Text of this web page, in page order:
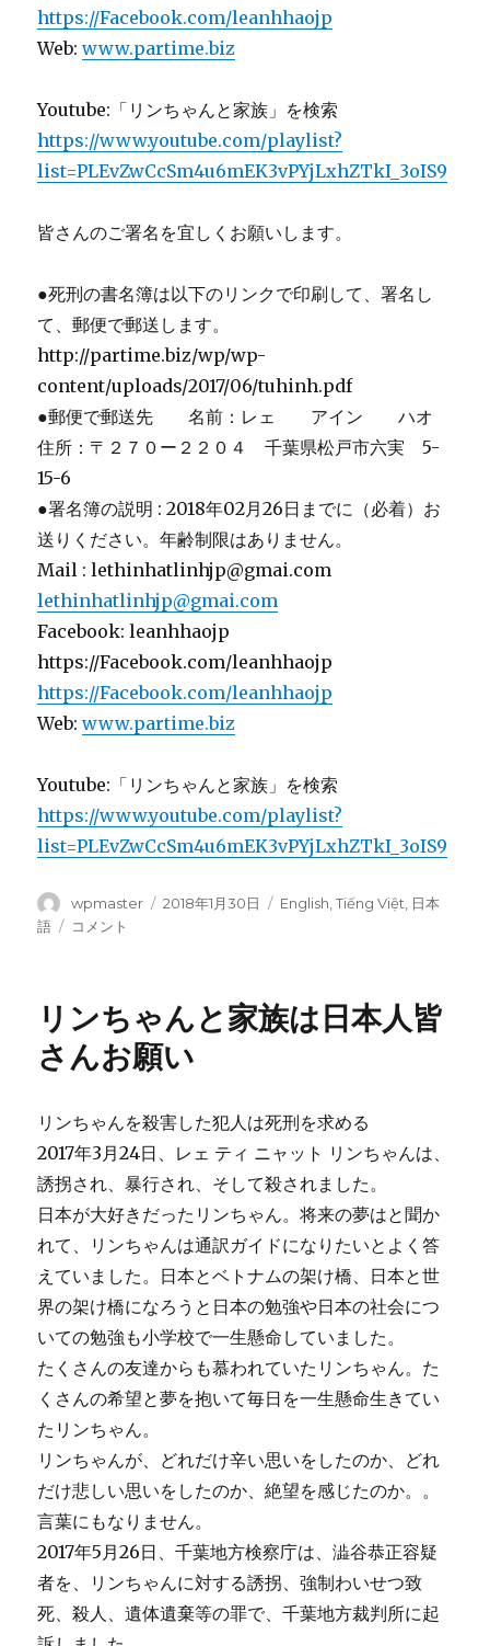
https://Facebook.com/leanhhaojp
Web:www.partime.biz
Youtube:「リンちゃんと家族」を検索
https://www.youtube.com/playlist?
list=PLEvZwCcSm4u6mEK3vPYjLxhZTkI_3oIS9
皆さんのご署名を宜しくお願いします。
●死刑の書名簿は以下のリンクで印刷して、署名し
て、郵便で郵送します。
http://partime.biz/wp/wp-
content/uploads/2017/06/tuhinh.pdf
●郵便で郵送先 名前：レェ アイン ハオ
住所：〒２７０ー２２０４ 千葉県松戸市六実 5-
15-6
●署名簿の説明 : 2018年02月26日までに（必着）お
送りください。年齢制限はありません。
Mail : lethinhatlinhjp@gmai.com
lethinhatlinhjp@gmai.com
Facebook: leanhhaojp
https://Facebook.com/leanhhaojp
https://Facebook.com/leanhhaojp
Web:www.partime.biz
Youtube:「リンちゃんと家族」を検索
https://www.youtube.com/playlist?
list=PLEvZwCcSm4u6mEK3vPYjLxhZTkI_3oIS9
投
稿
wpmaster
投
2018年1月30日
カ
English,Tiếng Việt, 日本
語
リ
ん
と
家
日
本
人
さ
ん
お
願
い
に
コメント
リンちゃんと家族は日本人皆
さんお願い
リンちゃんを殺害した犯人は死刑を求める
2017年3月24日、レェ ティ ニャット リンちゃんは、
誘拐され、暴行され、そして殺されました。
日本が大好きだったリンちゃん。将来の夢はと聞か
れて、リンちゃんは通訳ガイドになりたいとよく答
えていました。日本とベトナムの架け橋、日本と世
界の架け橋になろうと日本の勉強や日本の社会につ
いての勉強も小学校で一生懸命していました。
たくさんの友達からも慕われていたリンちゃん。た
くさんの希望と夢を抱いて毎日を一生懸命生きてい
たリンちゃん。
リンちゃんが、どれだけ辛い思いをしたのか、どれ
だけ悲しい思いをしたのか、絶望を感じたのか。。
言葉にもなりません。
2017年5月26日、千葉地方検察庁は、澁谷恭正容疑
者を、リンちゃんに対する誘拐、強制わいせつ致
死、殺人、遺体遺棄等の罪で、千葉地方裁判所に起